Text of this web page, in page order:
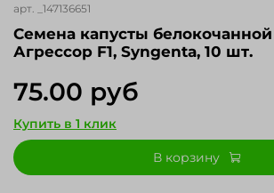
арт. _147136651
Cемена капусты белокочанной
Агрессор F1, Syngenta, 10 шт.
75.00 руб
Купить в 1 клик
В корзину